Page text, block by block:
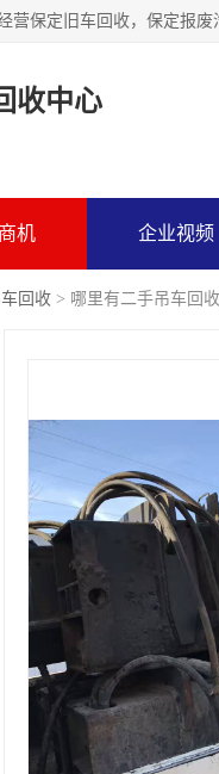
收中心
机 企业视频
回收 > 哪里有二手吊车回